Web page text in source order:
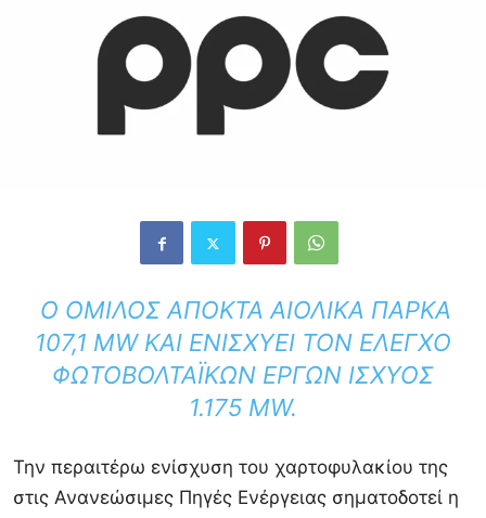
Ο ΌΜΙΛΟΣ ΑΠΟΚΤΆ ΑΙΟΛΙΚΆ ΠΆΡΚΑ
107,1 MW ΚΑΙ ΕΝΙΣΧΎΕΙ ΤΟΝ ΈΛΕΓΧΟ
ΦΩΤΟΒΟΛΤΑΪΚΏΝ ΈΡΓΩΝ ΙΣΧΎΟΣ
1.175 MW.
Την περαιτέρω ενίσχυση του χαρτοφυλακίου της
στις Ανανεώσιμες Πηγές Ενέργειας σηματοδοτεί η